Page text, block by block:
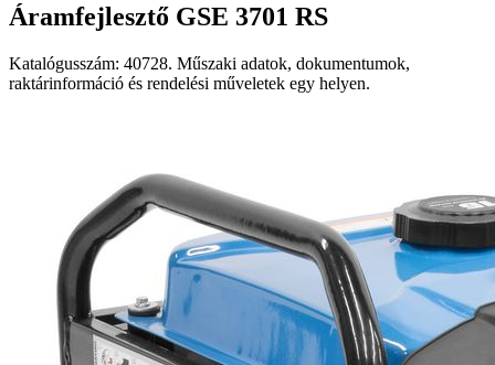
Áramfejlesztő GSE 3701 RS
Katalógusszám: 40728. Műszaki adatok, dokumentumok,
raktárinformáció és rendelési műveletek egy helyen.